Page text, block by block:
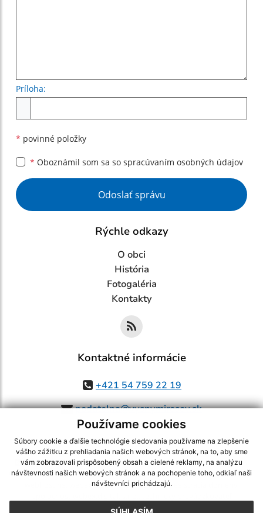
Používame cookies
Súbory cookie a ďalšie technológie sledovania používame na zlepšenie
vášho zážitku z prehliadania našich webových stránok, na to, aby sme
vám zobrazovali prispôsobený obsah a cielené reklamy, na analýzu
návštevnosti našich webových stránok a na pochopenie toho, odkiaľ naši
návštevníci prichádzajú.
Príloha:
* povinné položky
* Oboznámil som sa so spracúvaním osobných údajov
Google reCaptcha Response
Odoslať správu
Rýchle odkazy
O obci
História
Fotogaléria
Kontakty
Kontaktné informácie
+421 54 759 22 19
podatelna@vysnymirosov.sk
využite možnosť získavania aktuálnych informácií s využitím RSS
CMS systém (redakčný) systém ECHELON 2,Mapa stránok,web portál
webex.digital, s.r.o.,domény,registrácia domény